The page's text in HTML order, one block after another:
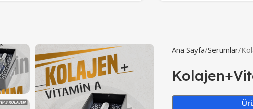
Ana Sayfa Serumlar